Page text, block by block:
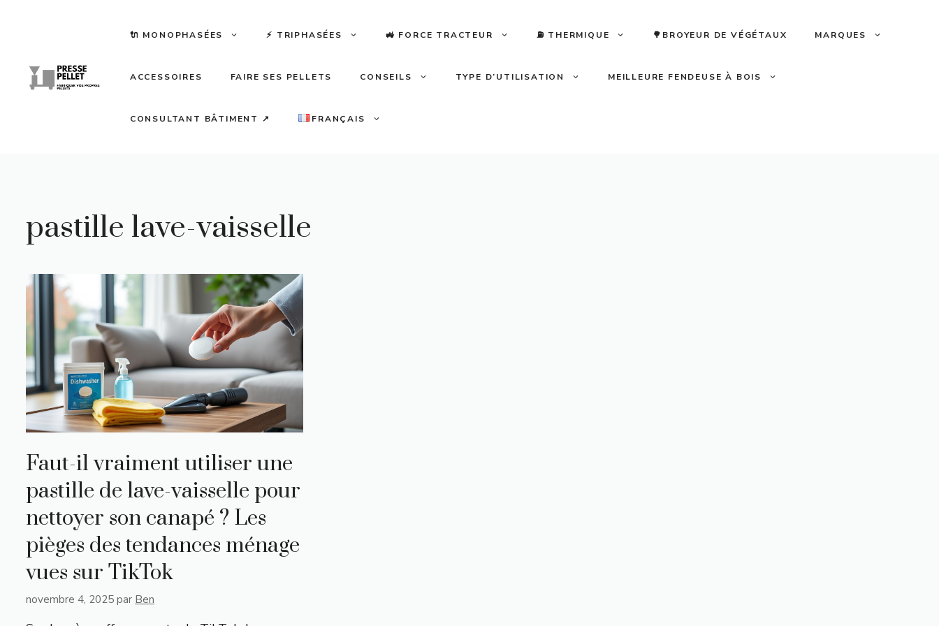
🔌 MONOPHASÉES ⚡️ TRIPHASÉES 🚜 FORCE TRACTEUR ⛽️ THERMIQUE 🌳BROYEUR DE VÉGÉTAUX MARQUES
ACCESSOIRES FAIRE SES PELLETS CONSEILS TYPE D’UTILISATION MEILLEURE FENDEUSE À BOIS
CONSULTANT BÂTIMENT ↗ FRANÇAIS
pastille lave-vaisselle
Faut-il vraiment utiliser une
pastille de lave-vaisselle pour
nettoyer son canapé ? Les
pièges des tendances ménage
vues sur TikTok
novembre 4, 2025 par Ben